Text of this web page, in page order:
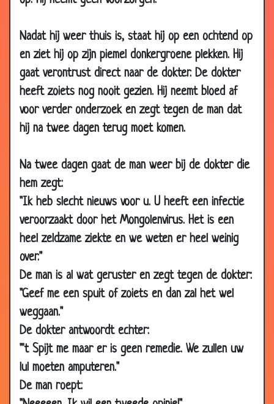
Nadat hij weer thuis is, staat hij op een ochtend op
en ziet hij op zijn piemel donkergroene plekken. Hij
gaat verontrust direct naar de dokter. De dokter
heeft zoiets nog nooit gezien. Hij neemt bloed af
voor verder onderzoek en zegt tegen de man dat
hij na twee dagen terug moet komen.
Na twee dagen gaat de man weer bij de dokter die
hem zegt:
"Ik heb slecht nieuws voor u. U heeft een infectie
veroorzaakt door het Mongolenvirus. Het is een
heel zeldzame ziekte en we weten er heel weinig
over."
De man is al wat geruster en zegt tegen de dokter:
"Geef me een spuit of zoiets en dan zal het wel
weggaan."
De dokter antwoordt echter:
"'t Spijt me maar er is geen remedie. We zullen uw
lul moeten amputeren."
De man roept:
08 Apr
2019
Ziek geweest. 1.49
31 Mar
2019
André van Duin - Psychiatrisch
onderzoek
3.28
30 Mar
2019
Toon Hermans - Mijn huisdokter 3.20
2019
19 Mar
2019
23 Jan 2019 Advies van de dokter
2.86
13 Jan 2019
BMI
2.72
03 Jan 2019
21 Oct 2018
Evert Kwok - Catheter
2.85
05 Oct
2018
Ik mankeer niks 2.81
27 Sep 2018 Riagg stagiare - Herman Finkers
04 Aug
2018
President 2.98
19 Jul 2018 Zwarte stipjes